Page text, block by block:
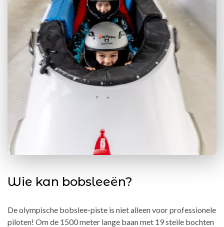
Wie kan bobsleeën?
De olympische bobslee-piste is niet alleen voor professionele
piloten! Om de 1500 meter lange baan met 19 steile bochten